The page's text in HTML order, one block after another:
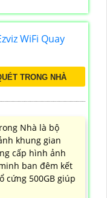
TRONG NHÀ
Nhà là bộ
khung gian
cấp hình ảnh
ban đêm kết
cứng 500GB giúp